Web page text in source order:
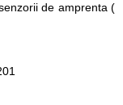
de amprenta (